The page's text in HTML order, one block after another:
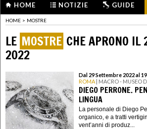
HOME NOTIZIE GUIDE
HOME > MOSTRE
LE MOSTRE CHE APRONO IL
2022
Dal 29 Settembre 2022 al
ROMA | MACRO - MUSEO
DIEGO PERRONE.
LINGUA
La personale di Diego
organico, e a tratti
vent’anni di produz...